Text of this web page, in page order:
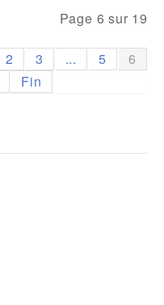
Page 6 sur 19
2 3 ... 5
6
Fin